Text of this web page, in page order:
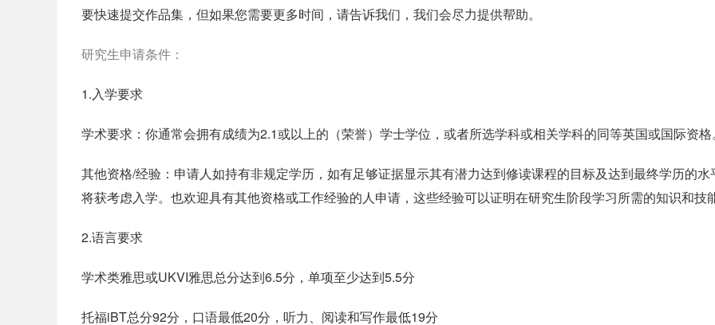
要快速提交作品集，但如果您需要更多时间，请告诉我们，我们会尽力提供帮助。
研究生申请条件：
1.入学要求
学术要求：你通常会拥有成绩为2.1或以上的（荣誉）学士学位，或者所选学科或相关学科的同等英国或国际资格。
其他资格/经验：申请人如持有非规定学历，如有足够证据显示其有潜力达到修读课程的目标及达到最终学历的水
将获考虑入学。也欢迎具有其他资格或工作经验的人申请，这些经验可以证明在研究生阶段学习所需的知识和技能
2.语言要求
学术类雅思或UKVI雅思总分达到6.5分，单项至少达到5.5分
托福iBT总分92分，口语最低20分，听力、阅读和写作最低19分